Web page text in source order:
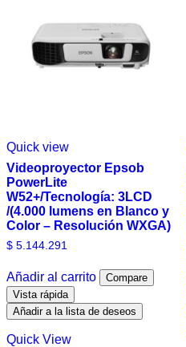
Quick view
Videoproyector Epsob
PowerLite
W52+/Tecnología: 3LCD
/(4.000 lumens en Blanco y
Color – Resolución WXGA)
$ 5.144.291
Añadir al carrito
Compare
Vista rápida
Añadir a la lista de deseos
Quick View